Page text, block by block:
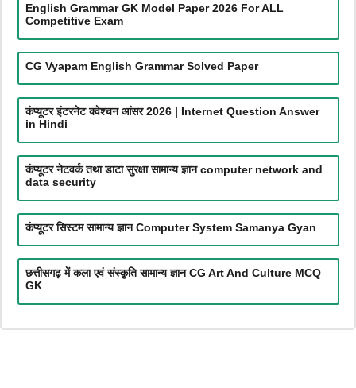
English Grammar GK Model Paper 2026 For ALL
Competitive Exam
CG Vyapam English Grammar Solved Paper
कंप्यूटर इंटरनेट क्वेश्चन आंसर 2026 | Internet Question Answer
in Hindi
कंप्यूटर नेटवर्क तथा डाटा सुरक्षा सामान्य ज्ञान computer network and
data security
कंप्यूटर सिस्टम सामान्य ज्ञान Computer System Samanya Gyan
छत्तीसगढ़ में कला एवं संस्कृति सामान्य ज्ञान CG Art And Culture MCQ
GK